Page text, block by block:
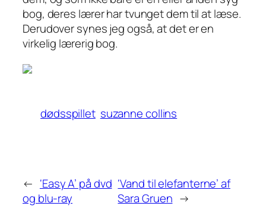
bog, deres lærer har tvunget dem til at læse.
Derudover synes jeg også, at det er en
virkelig lærerig bog.
dødsspillet suzanne collins
← ‘Easy A’ på dvd
og blu-ray
‘Vand til elefanterne’ af
Sara Gruen →